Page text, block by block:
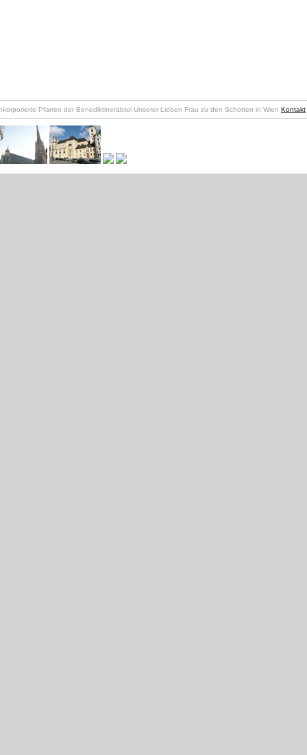
Pfarren der Benediktinerabtei Unserer Lieben Frau zu den Schotten in Wien Kontakt